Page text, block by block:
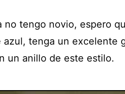
no tengo novio, espero
azul, tenga un excelente
un anillo de este estilo.